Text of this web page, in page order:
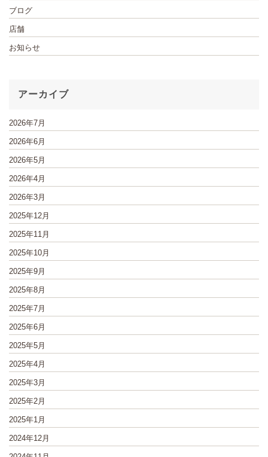
ブログ
店舗
お知らせ
アーカイブ
2026年7月
2026年6月
2026年5月
2026年4月
2026年3月
2025年12月
2025年11月
2025年10月
2025年9月
2025年8月
2025年7月
2025年6月
2025年5月
2025年4月
2025年3月
2025年2月
2025年1月
2024年12月